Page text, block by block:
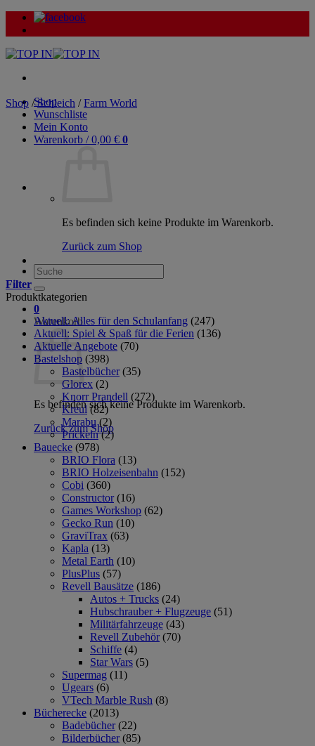
Zum
Inhalt
Shop
Wunschliste
Mein Konto
Warenkorb /0,00 € 0
Es befinden sich keine Produkte im Warenkorb.
Zurück zum Shop
Suche
nach:
0
Warenkorb
Es befinden sich keine Produkte im Warenkorb.
Zurück zum Shop
Shop / Schleich / Farm World
Filter
Produktkategorien
Aktuell: Alles für den Schulanfang (247)
Aktuell: Spiel & Spaß für die Ferien (136)
Aktuelle Angebote (70)
Bastelshop (398)
Bastelbücher (35)
Glorex (2)
Knorr Prandell (272)
Kreul (82)
Marabu (2)
Prickeln (2)
Bauecke (978)
BRIO Flora (13)
BRIO Holzeisenbahn (152)
Cobi (360)
Constructor (16)
Games Workshop (62)
Gecko Run (10)
GraviTrax (63)
Kapla (13)
Metal Earth (10)
PlusPlus (57)
Revell Bausätze (186)
Autos + Trucks (24)
Hubschrauber + Flugzeuge (51)
Militärfahrzeuge (43)
Revell Zubehör (70)
Schiffe (4)
Star Wars (5)
Supermag (11)
Ugears (6)
VTech Marble Rush (8)
Bücherecke (2013)
Badebücher (22)
Bilderbücher (85)